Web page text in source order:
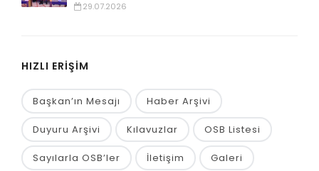
29.07.2026
HIZLI ERİŞİM
Başkan’ın Mesajı Haber Arşivi
Duyuru Arşivi Kılavuzlar OSB Listesi
Sayılarla OSB’ler İletişim Galeri